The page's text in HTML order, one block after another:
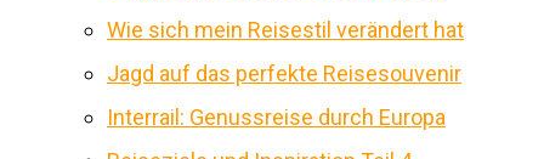
Wie sich mein Reisestil verändert hat
Jagd auf das perfekte Reisesouvenir
Interrail: Genussreise durch Europa